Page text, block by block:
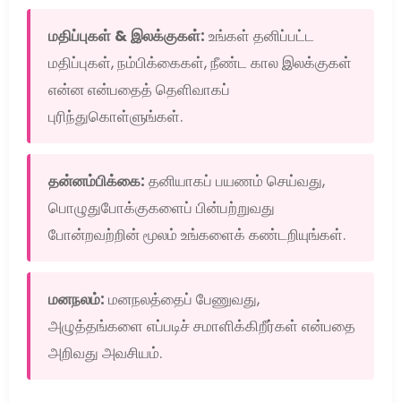
மதிப்புகள் & இலக்குகள்: உங்கள் தனிப்பட்ட
மதிப்புகள், நம்பிக்கைகள், நீண்ட கால இலக்குகள்
என்ன என்பதைத் தெளிவாகப்
புரிந்துகொள்ளுங்கள்.
தன்னம்பிக்கை: தனியாகப் பயணம் செய்வது,
பொழுதுபோக்குகளைப் பின்பற்றுவது
போன்றவற்றின் மூலம் உங்களைக் கண்டறியுங்கள்.
மனநலம்: மனநலத்தைப் பேணுவது,
அழுத்தங்களை எப்படிச் சமாளிக்கிறீர்கள் என்பதை
அறிவது அவசியம்.